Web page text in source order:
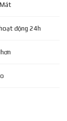
động 24h